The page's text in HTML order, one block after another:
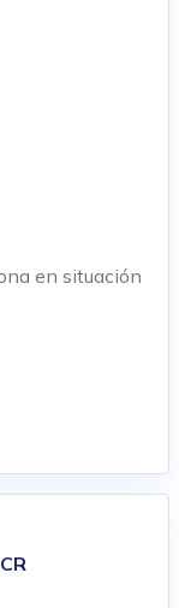
en situación